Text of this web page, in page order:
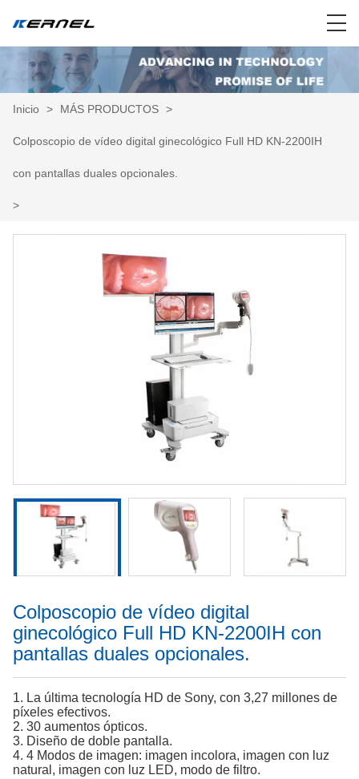
Inicio > MÁS PRODUCTOS >
Colposcopio de vídeo digital ginecológico Full HD KN-2200IH
con pantallas duales opcionales.
>
Colposcopio de vídeo digital
ginecológico Full HD KN-2200IH con
pantallas duales opcionales.
1. La última tecnología HD de Sony, con 3,27 millones de
píxeles efectivos.
2. 30 aumentos ópticos.
3. Diseño de doble pantalla.
4. 4 Modos de imagen: imagen incolora, imagen con luz
natural, imagen con luz LED, modo de filtro.